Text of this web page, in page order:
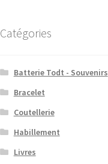
Catégories
Batterie Todt - Souvenirs
Bracelet
Coutellerie
Habillement
Livres